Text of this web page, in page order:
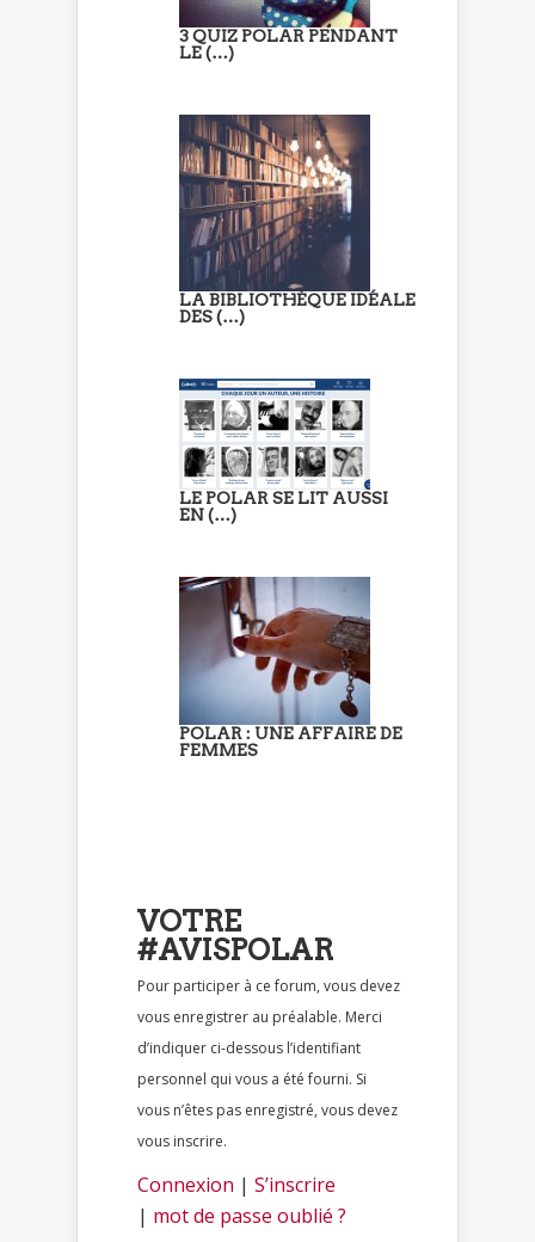
3 QUIZ POLAR PENDANT
LE (…)
LA BIBLIOTHÈQUE IDÉALE
DES (…)
LE POLAR SE LIT AUSSI
EN (…)
POLAR : UNE AFFAIRE DE
FEMMES
VOTRE
#AVISPOLAR
Pour participer à ce forum, vous devez
vous enregistrer au préalable. Merci
d’indiquer ci-dessous l’identifiant
personnel qui vous a été fourni. Si
vous n’êtes pas enregistré, vous devez
vous inscrire.
Connexion | S’inscrire
| mot de passe oublié ?